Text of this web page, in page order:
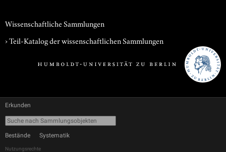
Wissenschaftliche Sammlungen
› Teil-Katalog der wissenschaftlichen Sammlungen
Erkunden
Bestände Systematik
Nutzungsrechte